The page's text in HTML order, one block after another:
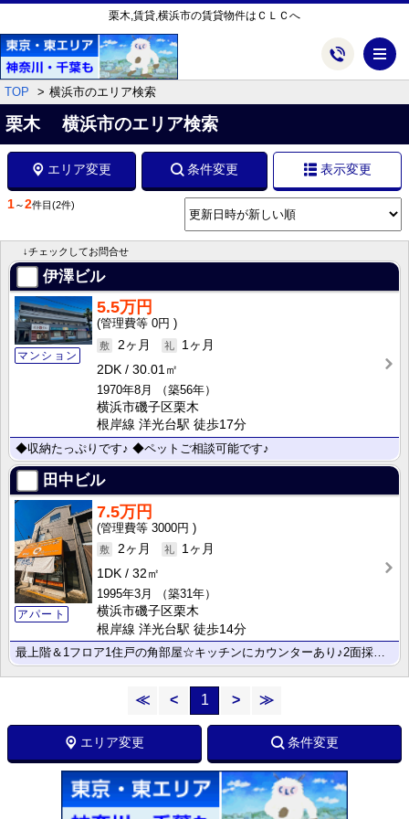
栗木,賃貸,横浜市の賃貸物件はＣＬＣへ
TOP 横浜市のエリア検索
栗木 横浜市のエリア検索
エリア変更 条件変更 表示変更
1～2件目 (2件)
↓チェックしてお問合せ
伊澤ビル
マンション
5.5万円
0円
2ヶ月
1ヶ月
2DK
30.01㎡
1970年8月
（築56年）
横浜市磯子区栗木
根岸線 洋光台駅 徒歩17分
◆収納たっぷりです♪ ◆ペットご相談可能です♪
田中ビル
アパート
7.5万円
3000円
2ヶ月
1ヶ月
1DK
32㎡
1995年3月
（築31年）
横浜市磯子区栗木
根岸線 洋光台駅 徒歩14分
最上階＆1フロア1住戸の角部屋☆キッチンにカウンターあり♪2面採光で明るいお部屋で天井も高めで開放感･･･
≪ < 1 > ≫
エリア変更 条件変更